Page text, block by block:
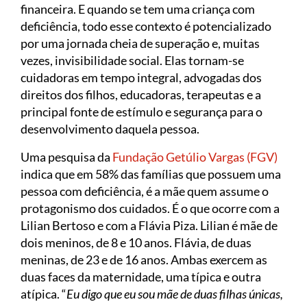
financeira. E quando se tem uma criança com
deficiência, todo esse contexto é potencializado
por uma jornada cheia de superação e, muitas
vezes, invisibilidade social. Elas tornam-se
cuidadoras em tempo integral, advogadas dos
direitos dos filhos, educadoras, terapeutas e a
principal fonte de estímulo e segurança para o
desenvolvimento daquela pessoa.
Uma pesquisa da Fundação Getúlio Vargas (FGV)
indica que em 58% das famílias que possuem uma
pessoa com deficiência, é a mãe quem assume o
protagonismo dos cuidados. É o que ocorre com a
Lilian Bertoso e com a Flávia Piza. Lilian é mãe de
dois meninos, de 8 e 10 anos. Flávia, de duas
meninas, de 23 e de 16 anos. Ambas exercem as
duas faces da maternidade, uma típica e outra
atípica. “Eu digo que eu sou mãe de duas filhas únicas,